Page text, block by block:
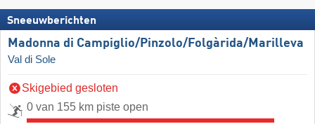
Sneeuwberichten
Madonna di Campiglio/​Pinzolo/​Folgàrida/​Marilleva
Val di Sole
Skigebied gesloten
0 van 155 km piste open